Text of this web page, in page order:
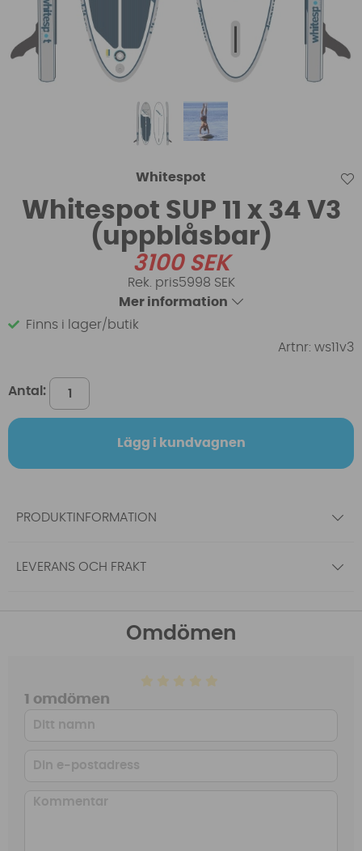
Whitespot
Whitespot SUP 11 x 34 V3
(uppblåsbar)
3100SEK
5998 SEK
Mer information
Finns i lager/butik
Artnr: ws11v3
Antal:
Lägg i kundvagnen
PRODUKTINFORMATION
LEVERANS OCH FRAKT
Omdömen
1 omdömen